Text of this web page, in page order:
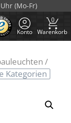
(Mo-Fr)
Konto
0
Warenkorb
/
Kategorien